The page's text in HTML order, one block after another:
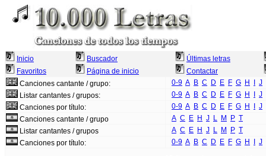
Inicio Buscador
Últimas letras
Favoritos
Página de inicio
Contactar
Canciones cantante / grupo:
0-9 A B C D E F G H
J
Listar cantantes / grupos:
0-9 A B C D E F G H
J
Canciones por título:
0-9 A B C D E F G H
J
Canciones cantante / grupo
A C E H J L M P T
Listar cantantes / grupos
A C E H J L M P T
Canciones por título:
0-9 A B C D E F G H J